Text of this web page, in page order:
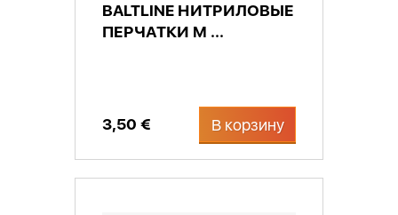
BALTLINE НИТРИЛОВЫЕ
ПЕРЧАТКИ М ...
3,50 € В корзину